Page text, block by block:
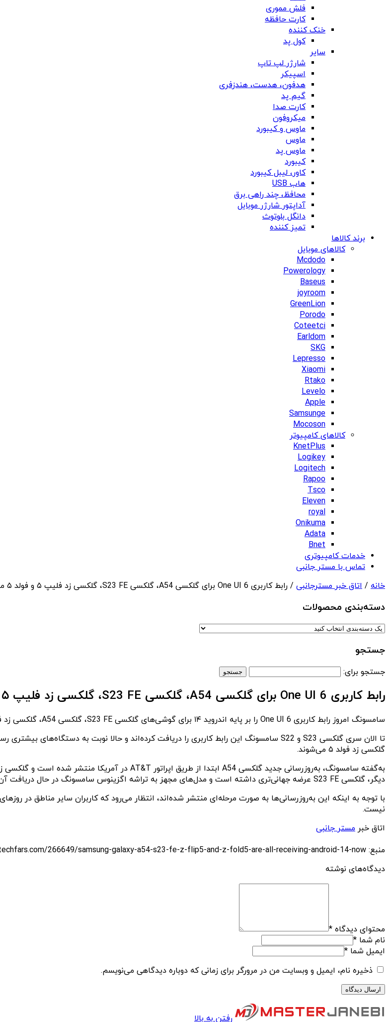
فلش مموری
کارت حافظه
خنک کننده
کول پد
سایر
شارژر لپ تاپ
اسپیکر
هدفون، هدست، هندزفری
گیم پد
کارت صدا
میکروفون
ماوس و کیبورد
ماوس
ماوس پد
کیبورد
کاور، لیبل کیبورد
هاب USB
محافظ، چند راهی برق
آداپتور شارژر موبایل
دانگل بلوتوث
تمیز کننده
برند کالاها
کالاهای موبایل
Mcdodo
Powerology
Baseus
joyroom
GreenLion
Porodo
Coteetci
Earldom
SKG
Lepresso
Xiaomi
Rtako
Levelo
Apple
Samsunge
Mocoson
کالاهای کامپیوتر
KnetPlus
Logikey
Logitech
Rapoo
Tsco
Eleven
royal
Onikuma
Adata
Bnet
خدمات کامپیوتری
تماس با مستر جانبی
خانه / اتاق خبر مسترجانبی / رابط کاربری One UI 6 برای گلکسی A54، گلکسی S23 FE، گلکسی زد فلیپ ۵ و فولد ۵ منتشر شد
دسته‌بندی‌ محصولات
جستجو
جستجو برای:
رابط کاربری One UI 6 برای گلکسی A54، گلکسی S23 FE، گلکسی زد فلیپ ۵ و فولد ۵ منتشر شد
سامسونگ امروز رابط کاربری One UI 6 را بر پایه اندروید ۱۴ برای گوشی‌های گلکسی S23 FE، گلکسی A54، گلکسی زد فلیپ ۵ و فولد ۵ عرضه کرده است.
گلکسی زد فولد ۵ می‌‌شوند.
دیگر، گلکسی S23 FE عرضه جهانی‌تری داشته است و مدل‌های مجهز به تراشه اگزینوس سامسونگ در حال دریافت آن هستند. اما مدل‌های اسنپدراگون ۸ نسل ۱ کمی دیرتر آن را دریافت خواهند کرد.
با توجه به اینکه این به‌روزرسانی‌ها به صورت مرحله‌ای منتشر شده‌اند، انتظار می‌رود که کاربران سایر مناطق در
نیست.
اتاق خبر مستر جانبی
منبع: https://techfars.com/266649/samsung-galaxy-a54-s23-fe-z-flip5-and-z-fold5-are-all-receiving-android-14-now/
دیدگاه‌های نوشته
محتوای دیدگاه *
نام شما *
ایمیل شما *
ذخیره نام، ایمیل و وبسایت من در مرورگر برای زمانی که دوباره دیدگاهی می‌نویسم.
رفتن به بالا